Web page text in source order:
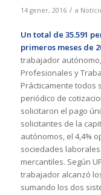
14 gener, 2016 / a
Un total de 35.591
primeros meses de
trabajador
Profesionales y
Prácticamente todos
periódico de
solicitaron el pago
solicitantes de la
autónomos, el 4,4%
sociedades
mercantiles. Según
trabajador alcanzó
sumando los dos